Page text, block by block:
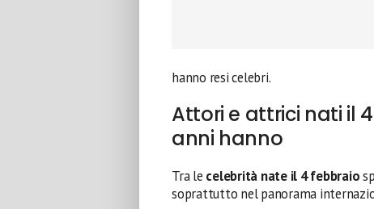
hanno resi celebri.
Attori e attrici nati il
anni hanno
Tra le celebrità nate il 4 febbraio
soprattutto nel panorama